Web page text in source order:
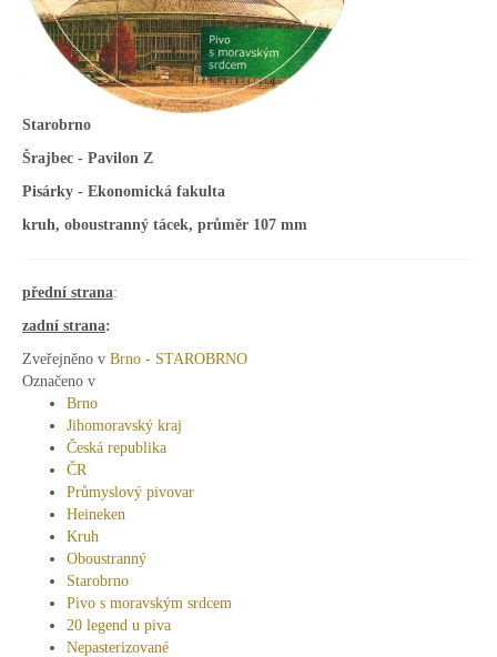
Starobrno
Šrajbec - Pavilon Z
Pisárky - Ekonomická fakulta
kruh, oboustranný tácek, průměr 107 mm
přední strana:
zadní strana:
Zveřejněno v Brno - STAROBRNO
Označeno v
Brno
Jihomoravský kraj
Česká republika
ČR
Průmyslový pivovar
Heineken
Kruh
Oboustranný
Starobrno
Pivo s moravským srdcem
20 legend u piva
Nepasterizované